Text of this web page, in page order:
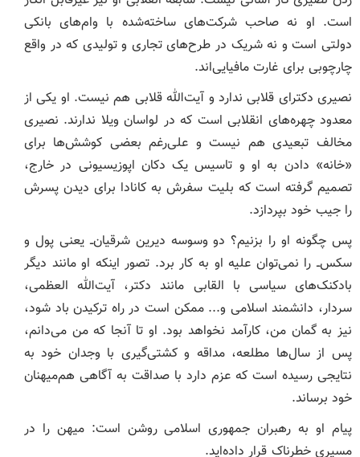
است. او نه صاحب شرکت‌های ساخته‌شده با وام‌های بانکی
دولتی است و نه شریک در طرح‌های تجاری و تولیدی که در واقع
چارچوبی برای غارت مافیایی‌اند.
نصیری دکترای قلابی ندارد و آیت‌الله قلابی هم نیست. او یکی از
معدود چهره‌های انقلابی است که در لواسان ویلا ندارند. نصیری
مخالف تبعیدی هم نیست و علی‌رغم بعضی کوشش‌ها برای
«خانه» دادن به او و تاسیس یک دکان اپوزیسیونی در خارج،
تصمیم گرفته است که بلیت سفرش به کانادا برای دیدن پسرش
را جیب خود بپردازد.
پس چگونه او را بزنیم؟ دو وسوسه دیرین شرقیان‌ــ یعنی پول و
سکس‌ــ را نمی‌توان علیه او به کار برد. تصور اینکه او مانند دیگر
بادکنک‌های سیاسی با القابی مانند دکتر، آیت‌الله العظمی،
سردار، دانشمند اسلامی و... ممکن است در راه ترکیدن باد شود،
نیز به گمان من، کارآمد نخواهد بود. او تا آنجا که من می‌دانم،
پس از سال‌ها مطلعه، مداقه و کشتی‌گیری با وجدان خود به
نتایجی رسیده است که عزم دارد با صداقت به آگاهی هم‌میهنان
خود برساند.
پیام او به رهبران جمهوری اسلامی روشن است: میهن را در
مسیری خطرناک قرار داده‌اید.